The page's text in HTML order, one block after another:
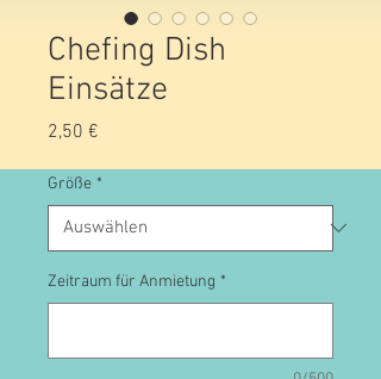
Chefing Dish
Einsätze
2,50 €
Größe *
Zeitraum für Anmietung *